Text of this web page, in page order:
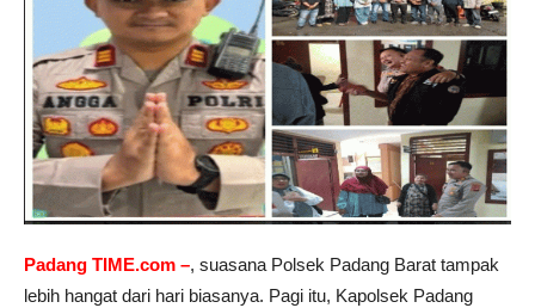
Padang TIME.com –, suasana Polsek Padang Barat tampak
lebih hangat dari hari biasanya. Pagi itu, Kapolsek Padang